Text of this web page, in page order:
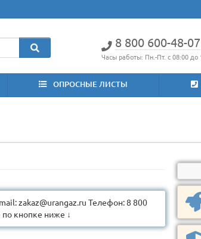
8 800 600-48-07
Часы работы: Пн.-Пт. с 08:00 до
ОПРОСНЫЕ ЛИСТЫ
zakaz@urangaz.ru Телефон: 8 800
по кнопке ниже ↓